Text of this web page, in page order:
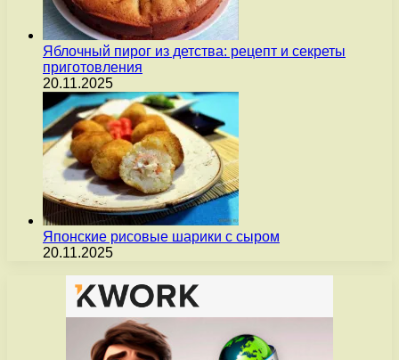
Яблочный пирог из детства: рецепт и секреты
приготовления
20.11.2025
Японские рисовые шарики с сыром
20.11.2025